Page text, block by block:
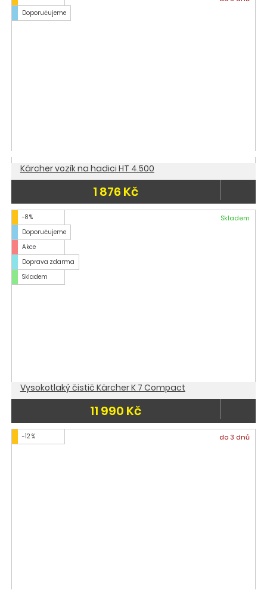
Doporučujeme
Kärcher vozík na hadici HT 4.500
1 876 Kč
-8 %
Doporučujeme
Akce
Doprava zdarma
Skladem
Skladem
Vysokotlaký čistič Kärcher K 7 Compact
11 990 Kč
-12 % do 3 dnů